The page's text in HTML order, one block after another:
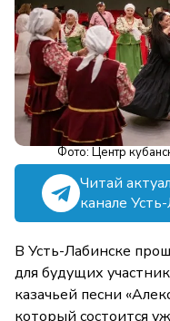
Фото: Центр
Читай
канале
В Усть-Лабинске
для будущих
казачьей песни
который состоится